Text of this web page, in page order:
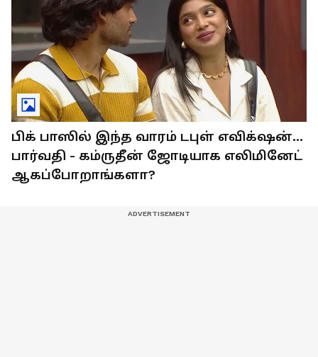
பிக் பாஸில் இந்த வாரம் டபுள் எவிக்‌ஷன்...
பார்வதி - கம்ருதீன் ஜோடியாக எலிமினேட்
ஆகப்போறாங்களா?